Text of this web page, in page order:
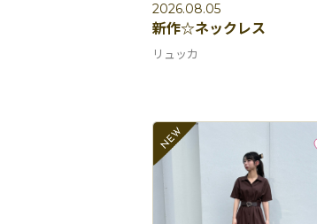
2026.08.05
新作☆ネックレス
リュッカ